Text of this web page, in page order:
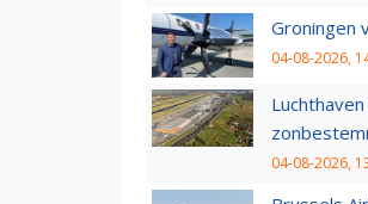
Groningen
04-08-2026,
04-08-2026,